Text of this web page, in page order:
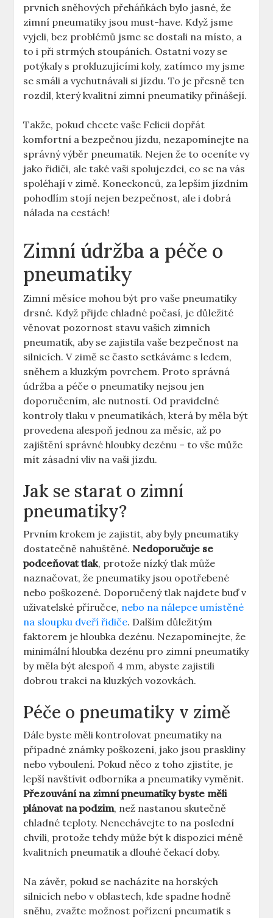
prvních sněhových přeháňkách bylo jasné, že
zimní pneumatiky jsou must-have. Když jsme
vyjeli, bez problémů jsme se dostali na místo, a
to i při strmých stoupáních. Ostatní vozy se
potýkaly s prokluzujícími koly, zatímco my jsme
se smáli a vychutnávali si jízdu. To je přesně ten
rozdíl, který kvalitní zimní pneumatiky přinášejí.
Takže, pokud chcete vaše Felicii dopřát
komfortní a bezpečnou jízdu, nezapomínejte na
správný výběr pneumatik. Nejen že to oceníte vy
jako řidiči, ale také vaši spolujezdci, co se na vás
spoléhají v zimě. Koneckonců, za lepším jízdním
pohodlím stojí nejen bezpečnost, ale i dobrá
nálada na cestách!
Zimní údržba a péče o
pneumatiky
Zimní měsíce mohou být pro vaše pneumatiky
drsné. Když přijde chladné počasí, je důležité
věnovat pozornost stavu vašich zimních
pneumatik, aby se zajistila vaše bezpečnost na
silnicích. V zimě se často setkáváme s ledem,
sněhem a kluzkým povrchem. Proto správná
údržba a péče o pneumatiky nejsou jen
doporučením, ale nutností. Od pravidelné
kontroly tlaku v pneumatikách, která by měla být
provedena alespoň jednou za měsíc, až po
zajištění správné hloubky dezénu – to vše může
mít zásadní vliv na vaši jízdu.
Jak se starat o zimní
pneumatiky?
Prvním krokem je zajistit, aby byly pneumatiky
dostatečně nahuštěné. Nedoporučuje se
podceňovat tlak, protože nízký tlak může
naznačovat, že pneumatiky jsou opotřebené
nebo poškozené. Doporučený tlak najdete buď v
uživatelské příručce, nebo na nálepce umístěné
na sloupku dveří řidiče. Dalším důležitým
faktorem je hloubka dezénu. Nezapomínejte, že
minimální hloubka dezénu pro zimní pneumatiky
by měla být alespoň 4 mm, abyste zajistili
dobrou trakci na kluzkých vozovkách.
Péče o pneumatiky v zimě
Dále byste měli kontrolovat pneumatiky na
případné známky poškození, jako jsou praskliny
nebo vyboulení. Pokud něco z toho zjistíte, je
lepší navštívit odborníka a pneumatiky vyměnit.
Přezouvání na zimní pneumatiky byste měli
plánovat na podzim, než nastanou skutečně
chladné teploty. Nenechávejte to na poslední
chvíli, protože tehdy může být k dispozici méně
kvalitních pneumatik a dlouhé čekací doby.
Na závěr, pokud se nacházíte na horských
silnicích nebo v oblastech, kde spadne hodně
sněhu, zvažte možnost pořízení pneumatik s